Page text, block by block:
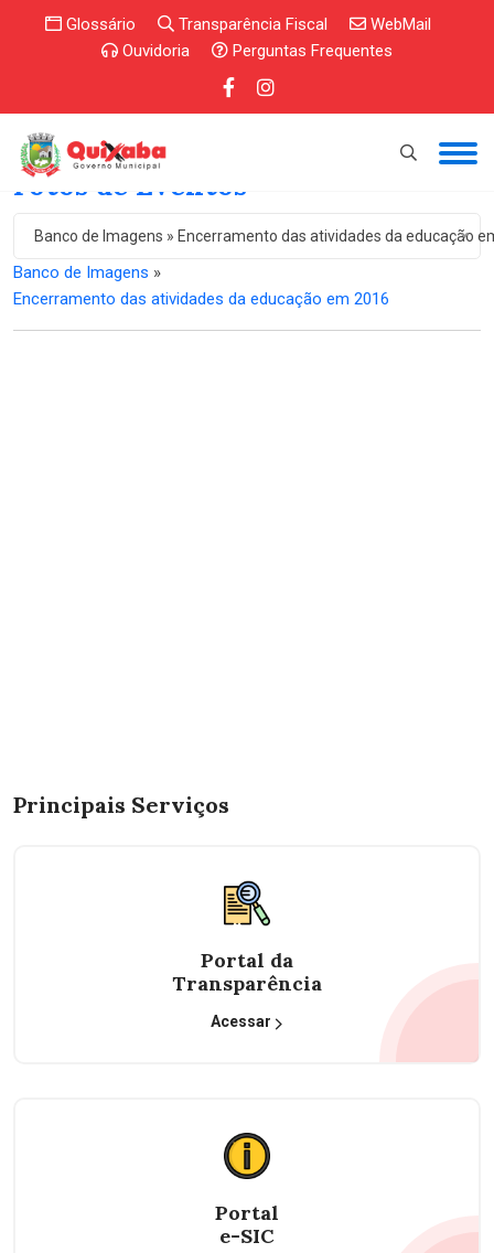
Glossário Transparência Fiscal
WebMail
Ouvidoria
Perguntas Frequentes
Fotos de Eventos
Banco de Imagens » Encerramento das atividades da educação
Banco de Imagens »
Encerramento das atividades da educação em 2016
Principais Serviços
Portal da
Transparência
Acessar
Portal
e-SIC